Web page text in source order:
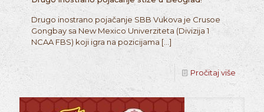
Drugo inostrano pojačanje SBB Vukova je Crusoe
Gongbay sa New Mexico Univerziteta (Divizija 1
NCAA FBS) koji igra na pozicijama […]
Pročitaj više